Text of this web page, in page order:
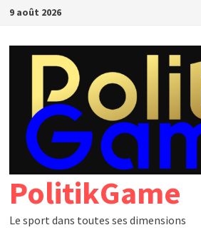
Passer
contenu
9 août 2026
PolitikGame
Le sport dans toutes ses dimensions